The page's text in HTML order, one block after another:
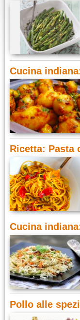
Cucina
Ricetta: Pasta
Cucina
Pollo alle